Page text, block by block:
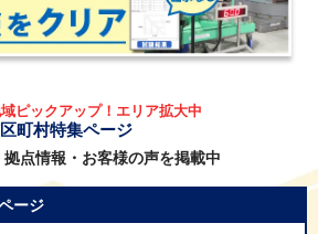
ピックアップ！エリア拡大中
町村特集ページ
点情報・お客様の声を掲載中
ージ